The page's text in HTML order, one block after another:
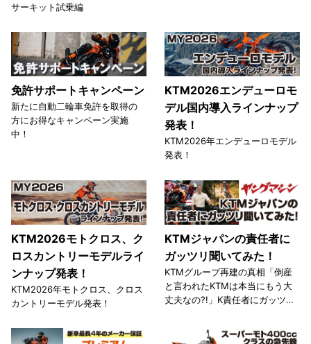
サーキット試乗編
免許サポートキャンペーン
新たに自動二輪車免許を取得の
方にお得なキャンペーン実施
中！
KTM2026エンデューロモ
デル国内導入ラインナップ
発表！
KTM2026年エンデューロモデル
発表！
KTM2026モトクロス、ク
ロスカントリーモデルライ
ンナップ発表！
KTM2026年モトクロス、クロス
カントリーモデル発表！
KTMジャパンの責任者に
ガッツリ聞いてみた！
KTMグループ再建の真相「倒産
と言われたKTMは本当にもう大
丈夫なの?!」K責任者にガッツリ